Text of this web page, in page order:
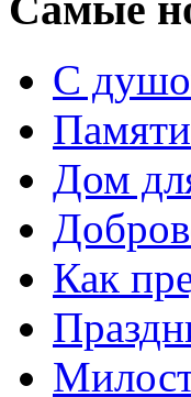
С
Дом
Как